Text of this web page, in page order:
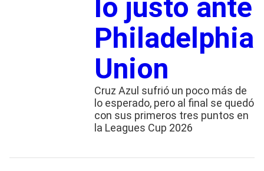
lo justo ante
Philadelphia
Union
Cruz Azul sufrió un poco más de
lo esperado, pero al final se quedó
con sus primeros tres puntos en
la Leagues Cup 2026